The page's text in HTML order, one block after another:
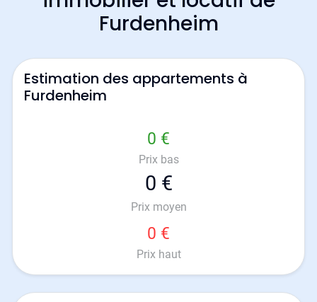
Furdenheim
Estimation des appartements à
Furdenheim
0 €
Prix bas
0 €
Prix moyen
0 €
Prix haut